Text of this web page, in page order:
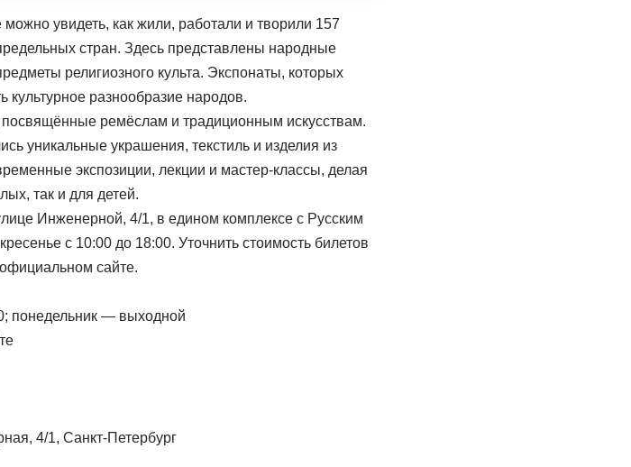
увидеть, как жили, работали и творили 157
стран. Здесь представлены народные
религиозного культа. Экспонаты, которых
разнообразие народов.
ремёслам и традиционным искусствам.
уникальные украшения, текстиль и изделия из
экспозиции, лекции и мастер-классы, делая
так и для детей.
Инженерной, 4/1, в едином комплексе с Русским
с 10:00 до 18:00. Уточнить стоимость билетов
сайте.
понедельник — выходной
4/1, Санкт-Петербург